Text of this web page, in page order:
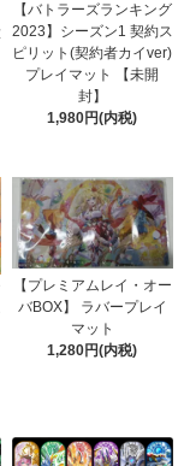
【バトラーズランキング
2023】シーズン1 契約ス
ピリット(契約者カイver)
プレイマット 【未開
封】
1,980円(内税)
【プレミアムレイ・オー
バBOX】 ラバープレイ
マット
1,280円(内税)